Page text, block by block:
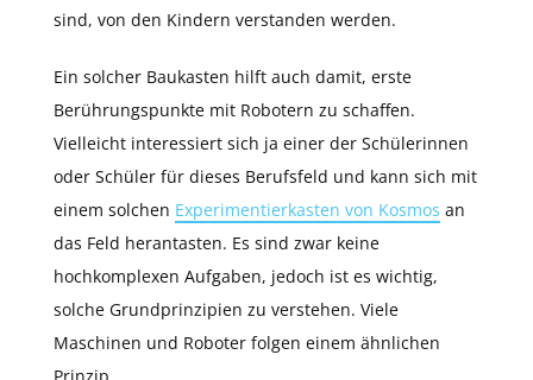
sind, von den Kindern verstanden werden.
Ein solcher Baukasten hilft auch damit, erste
Berührungspunkte mit Robotern zu schaffen.
Vielleicht interessiert sich ja einer der Schülerinnen
oder Schüler für dieses Berufsfeld und kann sich mit
einem solchen Experimentierkasten von Kosmos an
das Feld herantasten. Es sind zwar keine
hochkomplexen Aufgaben, jedoch ist es wichtig,
solche Grundprinzipien zu verstehen. Viele
Maschinen und Roboter folgen einem ähnlichen